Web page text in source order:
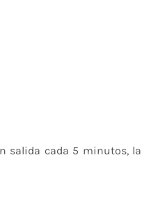
salida cada 5 minutos, la